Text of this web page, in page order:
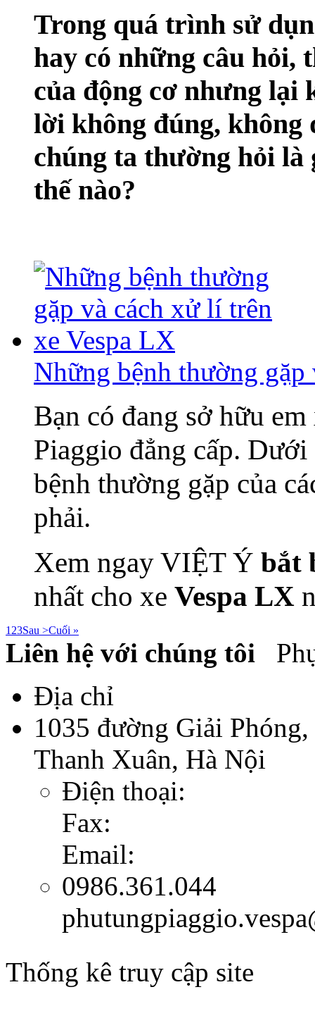
Trong quá trình sử
hay có những câu hỏi,
của động cơ nhưng lại
lời không đúng, không
chúng ta thường hỏi
thế nào?
Những bệnh thường
Bạn có đang sở hữu
Piaggio đẳng cấp.
bệnh thường gặp của
phải.
Xem ngay VIỆT Ý bắt
nhất cho xe Vespa LX
1 23Sau >Cuối »
Liên hệ với chúng tôi
Địa chỉ
1035 đường Giải
Thanh Xuân, Hà Nội
Điện thoại:
Fax:
Email:
0986.361.044
Thống kê truy cập site